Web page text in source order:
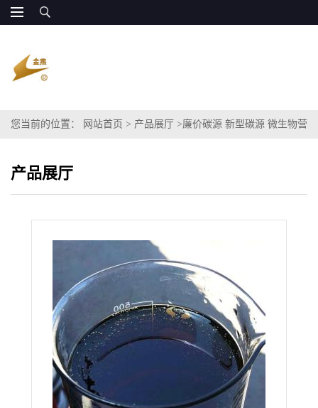
您当前的位置： 网站首页 > 产品展厅 >廉价碳源 新型碳源 微生物营
产品展厅